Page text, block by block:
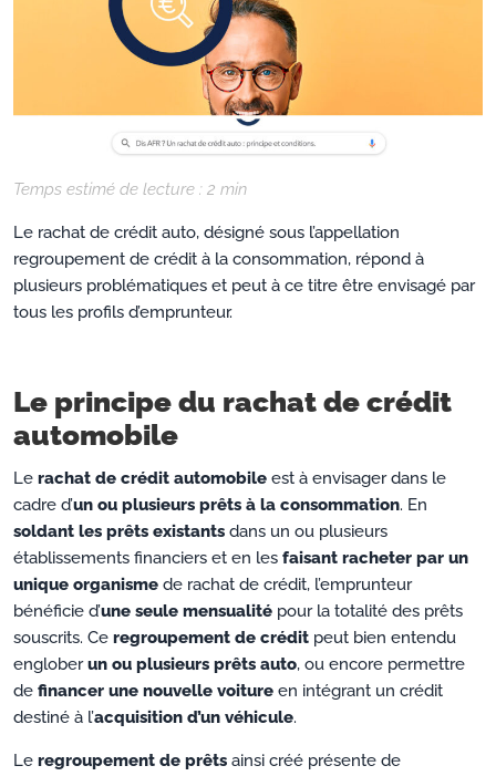
Temps estimé de lecture : 2 min
Le rachat de crédit auto, désigné sous l’appellation
regroupement de crédit à la consommation, répond à
plusieurs problématiques et peut à ce titre être envisagé par
tous les profils d’emprunteur.
Le principe du rachat de crédit
automobile
Le rachat de crédit automobile est à envisager dans le
cadre d’un ou plusieurs prêts à la consommation. En
soldant les prêts existants dans un ou plusieurs
établissements financiers et en les faisant racheter par un
unique organisme de rachat de crédit, l’emprunteur
bénéficie d’une seule mensualité pour la totalité des prêts
souscrits. Ce regroupement de crédit peut bien entendu
engloberun ou plusieurs prêts auto, ou encore permettre
de financer une nouvelle voiture en intégrant un crédit
destiné à l’acquisition d’un véhicule.
Le regroupement de prêts ainsi créé présente de